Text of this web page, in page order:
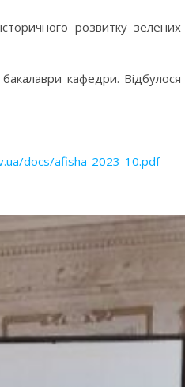
розвитку зелених
бакалаври кафедри.
docs/afisha-2023-10.pdf